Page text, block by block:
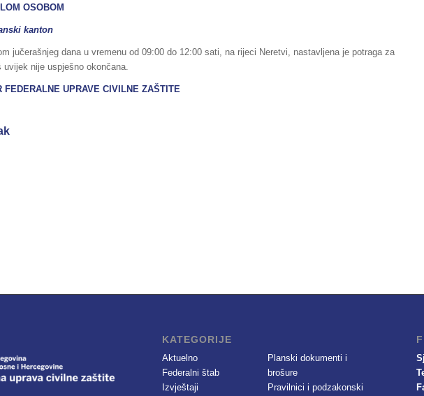
OSOBOM
kanton
jučerašnjeg dana u vremenu od 09:00 do 12:00 sati, na rijeci Neretvi, nastavljena je potraga za
uvijek nije uspješno okončana.
FEDERALNE UPRAVE CIVILNE ZAŠTITE
KATEGORIJE
Aktuelno
Federalni štab
Izvještaji
Planski dokumenti i
brošure
Pravilnici i podzakonski